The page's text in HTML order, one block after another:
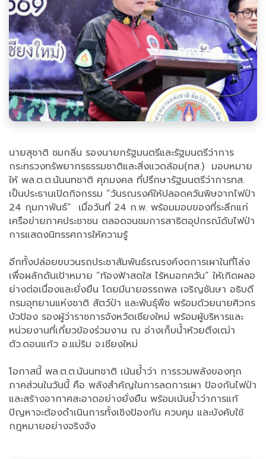
นายสุชาติ ชมกลิ่น รองนายกรัฐมนตรีและรัฐมนตรีว่าการ
กระทรวงทรัพยากรธรรมชาติและสิ่งแวดล้อม(ทส.) มอบหมาย
ให้ พล.ต.ต.นันนทชาติ ศุภมงคล ที่ปรึกษารัฐมนตรีว่าการทส.
เป็นประธานเปิดกิจกรรม “วันรณรงค์ให้ปลอดควันพิษจากไฟป่า
24 กุมภาพันธ์” เมื่อวันที่ 24 ก.พ. พร้อมมอบของที่ระลึกแก่
เครือข่ายภาคประชาชน ตลอดจนชมการสาธิตอุปกรณ์ดับไฟป่า
การแสดงนิทรรศการให้ความรู้
อีกทั้งปล่อยขบวนรถประชาสัมพันธ์รณรงค์งดการเผาในที่โล่ง
เพื่อผลักดันเป้าหมาย “ท้องฟ้าสดใส ไร้หมอกควัน” ให้เกิดผลอ
ย่างต่อเนื่องและยั่งยืน โดยมีนายอรรถพล เจริญชันษา อธิบดี
กรมอุทยานแห่งชาติ สัตว์ป่า และพันธุ์พืช พร้อมด้วยนายศิวกร
บัวป้อง รองผู้ว่าราชการจังหวัดเชียงใหม่ พร้อมผู้บริหารและ
หน่วยงานที่เกี่ยวข้องร่วมงาน ณ อ่างเก็บน้ำห้วยตึงเฒ่า
ตัว.ดอนแก้ว อ.แม่ริม จ.เชียงใหม่
โอกาสนี้ พล.ต.ต.นันนทชาติ เน้นย้ำว่า การรวมพลังของทุก
ภาคส่วนในวันนี้ คือ พลังสำคัญในการลดการเผา ป้องกันไฟป่า
และสร้างอากาศสะอาดอย่างยั่งยืน พร้อมเน้นย้ำว่าการแก้
ปัญหาจะต้องดำเนินการทั้งเชิงป้องกัน ควบคุม และบังคับใช้
กฎหมายอย่างจริงจัง